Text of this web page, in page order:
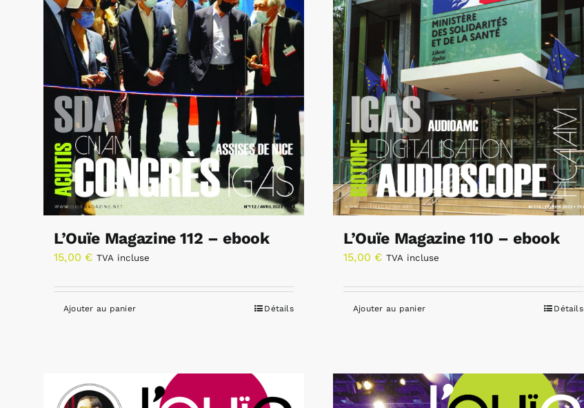
L’Ouïe Magazine 112 – ebook
15,00 € TVA incluse
Ajouter au panier Détails
L’Ouïe Magazine 110 – ebook
15,00 € TVA incluse
Ajouter au panier Détails